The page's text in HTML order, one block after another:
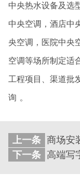
中央热水设备及选
中央空调，酒店中
央空调，医院中央
空调等场所制定适
工程项目、渠道批
询 。
上一条
下一条